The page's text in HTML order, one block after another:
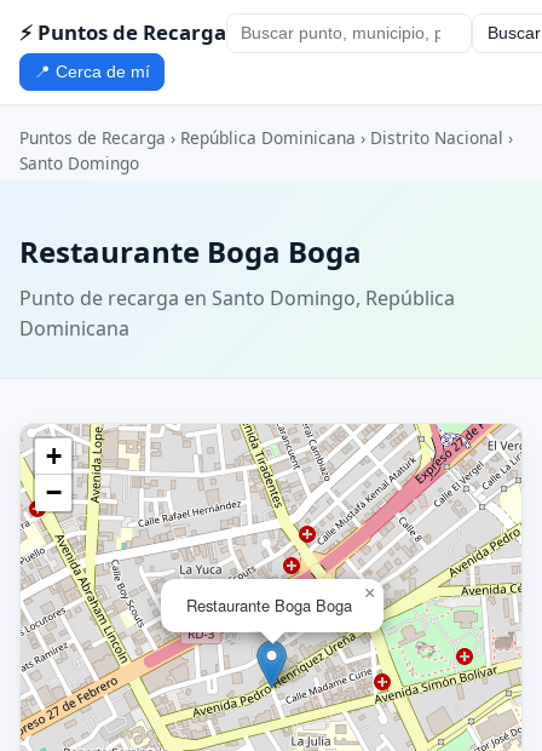
⚡ Puntos de Recarga Buscar
📍 Cerca de mí
Puntos de Recarga › República Dominicana › Distrito Nacional ›
Santo Domingo
Restaurante Boga Boga
Punto de recarga en Santo Domingo, República
Dominicana
Restaurante Boga Boga
×
+
−